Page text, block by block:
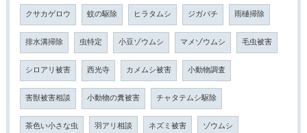
クサカゲロウ 蚊の駆除 ヒラタムシ ジガバチ 雨樋掃除
排水溝掃除 虫特定 小豆ゾウムシ マメゾウムシ 毛虫被害
シロアリ被害 西光寺 カメムシ被害 小動物調査
害獣被害相談 小動物の糞被害 チャタテムシ駆除
茶色い小さな虫 羽アリ相談 ネズミ被害 ゾウムシ